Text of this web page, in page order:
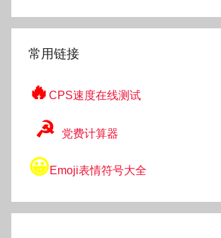
常用链接
🔥 CPS速度在线测试
☭ 党费计算器
😀Emoji表情符号大全